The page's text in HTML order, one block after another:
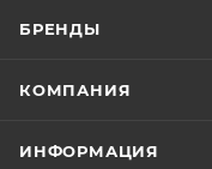
БРЕНДЫ
КОМПАНИЯ
ИНФОРМАЦИЯ